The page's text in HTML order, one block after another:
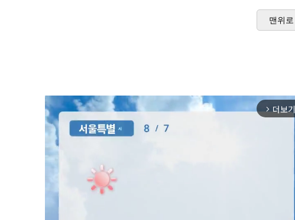
맨위로
arrow_forward_ios 더보기